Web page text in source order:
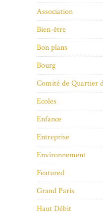
Association
Bien-être
Bon plans
Bourg
Comité de Quartier
Ecoles
Enfance
Entreprise
Environnement
Featured
Grand Paris
Haut Débit